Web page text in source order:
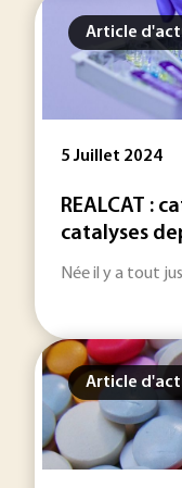
Article
5 Juillet 2024
REALCAT :
catalyses
Née il y a tout
Article